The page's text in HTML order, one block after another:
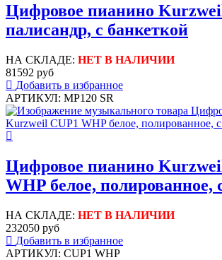
Цифровое пианино
палисандр, с банкеткой
НА СКЛАДЕ: НЕТ В НАЛИЧИИ
81592 руб
Добавить в избранное
АРТИКУЛ: MP120 SR
Цифровое пианино
WHP белое, полированное,
НА СКЛАДЕ: НЕТ В НАЛИЧИИ
232050 руб
Добавить в избранное
АРТИКУЛ: CUP1 WHP